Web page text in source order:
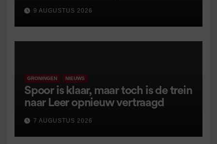
9 AUGUSTUS 2026
GRONINGEN NIEUWS
Spoor is klaar, maar toch is de trein
naar Leer opnieuw vertraagd
7 AUGUSTUS 2026